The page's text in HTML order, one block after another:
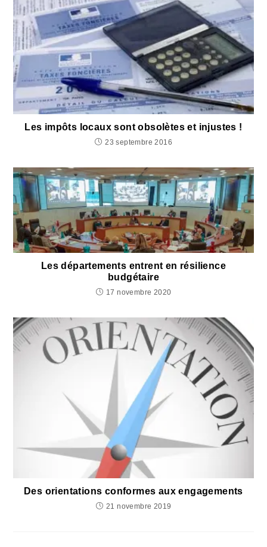
Les impôts locaux sont obsolètes et injustes !
23 septembre 2016
Les départements entrent en résilience
budgétaire
17 novembre 2020
Des orientations conformes aux engagements
21 novembre 2019